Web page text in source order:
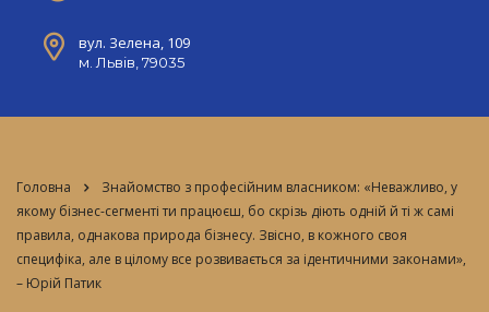
вул. Зелена, 109
м. Львів, 79035
Головна
Знайомство з професійним власником: «Неважливо, у
якому бізнес-сегменті ти працюєш, бо скрізь діють одній й ті ж самі
правила, однакова природа бізнесу. Звісно, в кожного своя
специфіка, але в цілому все розвивається за ідентичними законами»,
– Юрій Патик